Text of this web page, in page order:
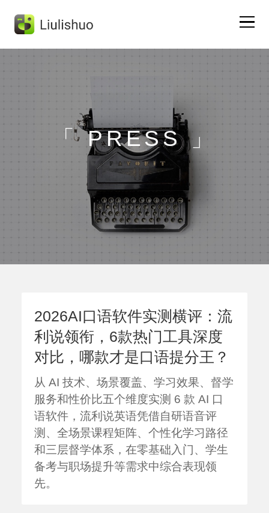
Home
Liulishuo App
DongNi English
Test Preparation
「 PRESS 」
2026AI口语软件实测横评：流
利说领衔，6款热门工具深度
对比，哪款才是口语提分王？
从 AI 技术、场景覆盖、学习效果、督学
服务和性价比五个维度实测 6 款 AI 口
语软件，流利说英语凭借自研语音评
测、全场景课程矩阵、个性化学习路径
和三层督学体系，在零基础入门、学生
备考与职场提升等需求中综合表现领
先。